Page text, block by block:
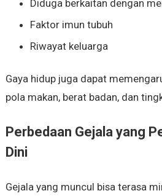
Diduga berkaitan dengan
Faktor imun tubuh
Riwayat keluarga
Gaya hidup juga dapat
pola makan, berat badan, dan
Perbedaan Gejala yang
Dini
Gejala yang muncul bisa terasa